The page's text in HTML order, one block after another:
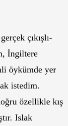
çıkışlı-
İngiltere
öykümde yer
istedim.
özellikle kış
Islak